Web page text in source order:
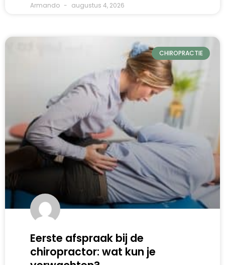
Armando augustus 4, 2026
CHIROPRACTIE
Eerste afspraak bij de
chiropractor: wat kun je